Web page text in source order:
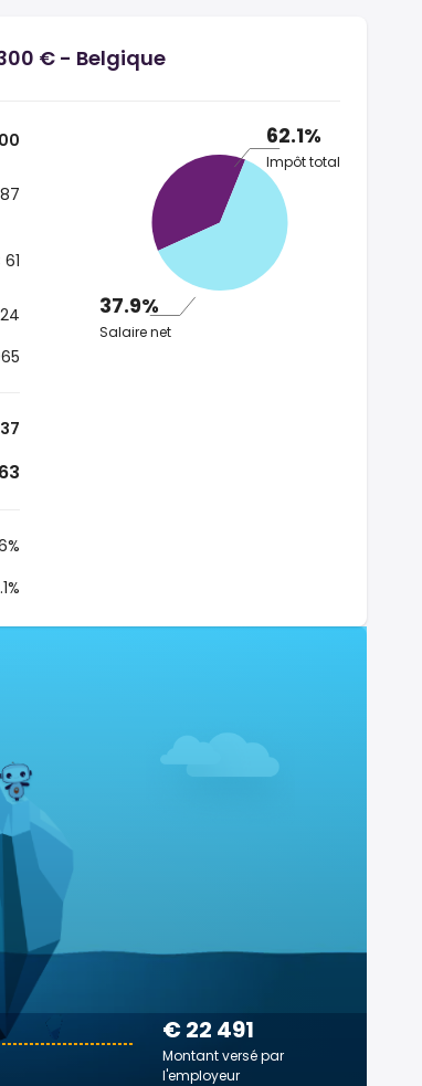
€ - Belgique
62.1%
Impôt total
37.9%
Salaire net
€ 22 491
Montant versé par
l'employeur